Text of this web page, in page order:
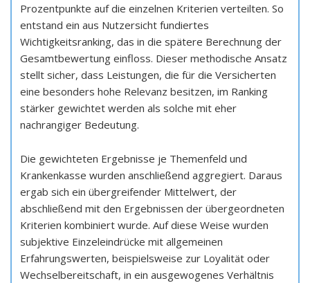
Prozentpunkte auf die einzelnen Kriterien verteilten. So
entstand ein aus Nutzersicht fundiertes
Wichtigkeitsranking, das in die spätere Berechnung der
Gesamtbewertung einfloss. Dieser methodische Ansatz
stellt sicher, dass Leistungen, die für die Versicherten
eine besonders hohe Relevanz besitzen, im Ranking
stärker gewichtet werden als solche mit eher
nachrangiger Bedeutung.
Die gewichteten Ergebnisse je Themenfeld und
Krankenkasse wurden anschließend aggregiert. Daraus
ergab sich ein übergreifender Mittelwert, der
abschließend mit den Ergebnissen der übergeordneten
Kriterien kombiniert wurde. Auf diese Weise wurden
subjektive Einzeleindrücke mit allgemeinen
Erfahrungswerten, beispielsweise zur Loyalität oder
Wechselbereitschaft, in ein ausgewogenes Verhältnis